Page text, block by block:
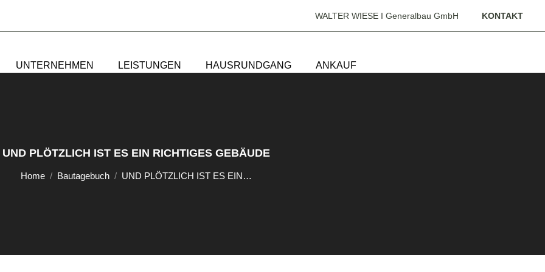
WALTER WIESE I Generalbau GmbH KONTAKT
UNTERNEHMEN LEISTUNGEN HAUSRUNDGANG ANKAUF
UND PLÖTZLICH IST ES EIN RICHTIGES GEBÄUDE
Home
Bautagebuch UND PLÖTZLICH IST ES EIN…